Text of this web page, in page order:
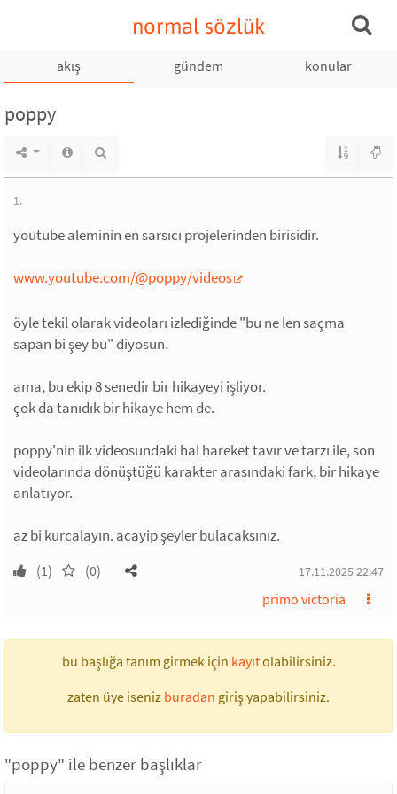
normal sözlük
akış gündem konular
poppy
1.
youtube aleminin en sarsıcı projelerinden birisidir.
www.youtube.com/@poppy/videos
öyle tekil olarak videoları izlediğinde "bu ne len saçma
sapan bi şey bu" diyosun.
ama, bu ekip 8 senedir bir hikayeyi işliyor.
çok da tanıdık bir hikaye hem de.
poppy'nin ilk videosundaki hal hareket tavır ve tarzı ile, son
videolarında dönüştüğü karakter arasındaki fark, bir hikaye
anlatıyor.
az bi kurcalayın. acayip şeyler bulacaksınız.
(1) (0) 17.11.2025 22:47
primo victoria
bu başlığa tanım girmek için kayıtolabilirsiniz.
zaten üye iseniz buradan giriş yapabilirsiniz.
"poppy" ile benzer başlıklar